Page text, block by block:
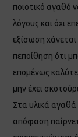
ποιοτικό αγαθό
λόγους και όχι
εξίσωση
πεποίθηση ότι
επομένως
μην έχει
Στα υλικά αγαθά
απόφαση